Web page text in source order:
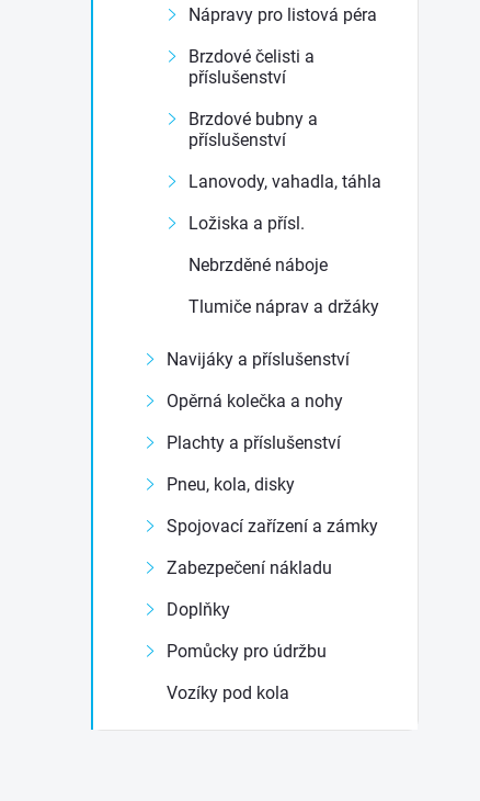
Nápravy pro listová péra
Brzdové čelisti a
příslušenství
Brzdové bubny a
příslušenství
Lanovody, vahadla, táhla
Ložiska a přísl.
Nebrzděné náboje
Tlumiče náprav a držáky
Navijáky a příslušenství
Opěrná kolečka a nohy
Plachty a příslušenství
Pneu, kola, disky
Spojovací zařízení a zámky
Zabezpečení nákladu
Doplňky
Pomůcky pro údržbu
Vozíky pod kola